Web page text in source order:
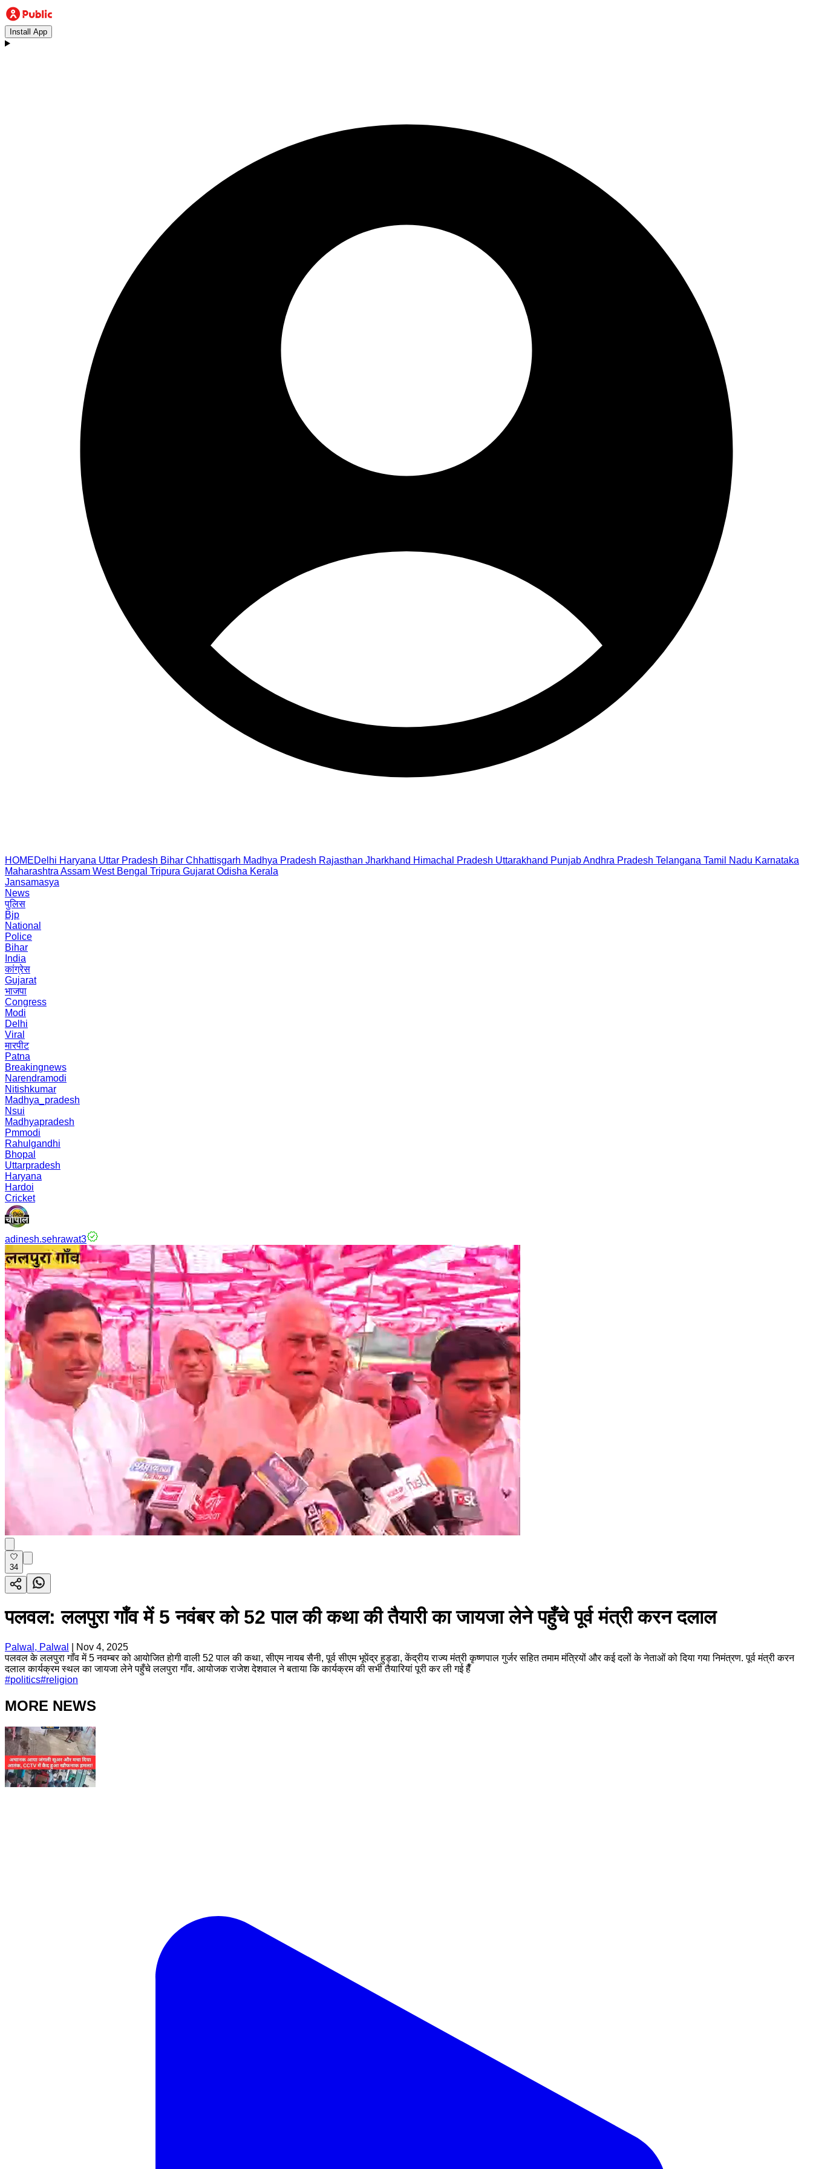
Install App
HOMEDelhi Haryana Uttar Pradesh Bihar Chhattisgarh Madhya Pradesh Rajasthan Jharkhand Himachal Pradesh Uttarakhand PunjabAndhra Pradesh Telangana Tamil Nadu Karnataka
Maharashtra Assam West Bengal Tripura Gujarat Odisha Kerala
Jansamasya
News
पुलिस
Bjp
National
Police
Bihar
India
कांग्रेस
Gujarat
भाजपा
Congress
Modi
Delhi
Viral
मारपीट
Patna
Breakingnews
Narendramodi
Nitishkumar
Madhya_pradesh
Nsui
Madhyapradesh
Pmmodi
Rahulgandhi
Bhopal
Uttarpradesh
Haryana
Hardoi
Cricket
adinesh.sehrawat3
34
पलवल: ललपुरा गाँव में 5 नवंबर को 52 पाल की कथा की तैयारी का जायजा लेने पहुँचे पूर्व मंत्री करन दलाल
Palwal, Palwal
Nov 4, 2025
पलवल के ललपुरा गाँव में 5 नवम्बर को आयोजित होगी वाली 52 पाल की कथा, सीएम नायब सैनी, पूर्व सीएम भूपेंद्र हुड्डा, केंद्रीय राज्य मंत्री कृष्णपाल गुर्जर सहित तमाम मंत्रियों और कई दलों के नेताओं को दिया गया निमंत्रण. पूर्व मंत्री करन
दलाल कार्यक्रम स्थल का जायजा लेने पहुँचे ललपुरा गाँव. आयोजक राजेश देशवाल ने बताया कि कार्यक्रम की सभी तैयारियां पूरी कर ली गई हैँ
#politics#religion
MORE NEWS